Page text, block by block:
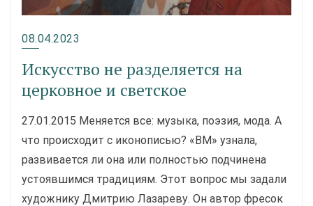
08.04.2023
Искусство не разделяется на
церковное и светское
27.01.2015 Меняется все: музыка, поэзия, мода. А
что происходит с иконописью? «ВМ» узнала,
развивается ли она или полностью подчинена
устоявшимся традициям. Этот вопрос мы задали
художнику Дмитрию Лазареву. Он автор фресок